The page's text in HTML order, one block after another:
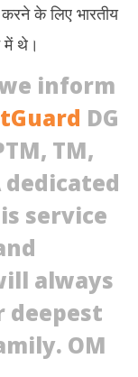
के लिए भारतीय
में थे।
inform
DG
TM,
dedicated
service
always
deepest
OM